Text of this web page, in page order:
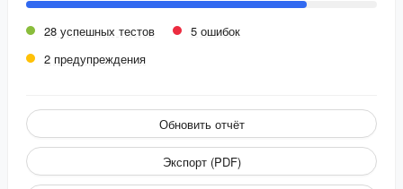
28 успешных тестов
5 ошибок
2 предупреждения
Обновить отчёт
Экспорт (PDF)